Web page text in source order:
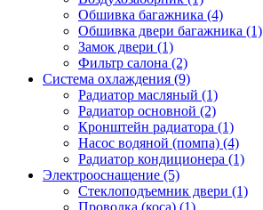
Обшивка багажника (4)
Обшивка двери багажника (1)
Замок двери (1)
Фильтр салона (2)
Система охлаждения (9)
Радиатор масляный (1)
Радиатор основной (2)
Кронштейн радиатора (1)
Насос водяной (помпа) (4)
Радиатор кондиционера (1)
Электрооснащение (5)
Стеклоподъемник двери (1)
Проводка (коса) (1)